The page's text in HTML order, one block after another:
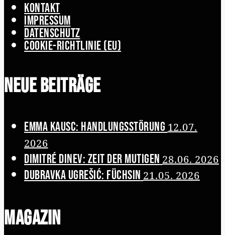
Kontakt
Impressum
Datenschutz
Cookie-Richtlinie (EU)
Neue Beiträge
Emma Kausc: Handlungsstörung 12.07.
2026
Dimitré Dinev: Zeit der Mutigen 28.06. 2026
Dubravka Ugrešić: Füchsin 21.05. 2026
Magazin